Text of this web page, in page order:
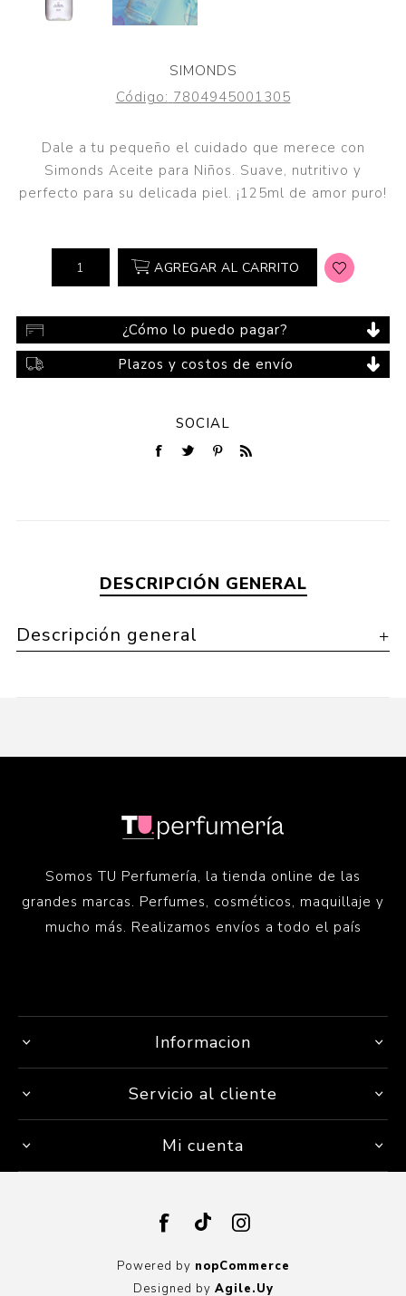
SIMONDS
Código: 7804945001305
Dale a tu pequeño el cuidado que merece con
Simonds Aceite para Niños. Suave, nutritivo y
perfecto para su delicada piel. ¡125ml de amor puro!
AGREGAR AL CARRITO
¿Cómo lo puedo pagar?
Plazos y costos de envío
SOCIAL
DESCRIPCIÓN GENERAL
Descripción general
Somos TU Perfumería, la tienda online de las
grandes marcas. Perfumes, cosméticos, maquillaje y
mucho más. Realizamos envíos a todo el país
Informacion
Servicio al cliente
Mi cuenta
Powered by nopCommerce
Designed by Agile.Uy